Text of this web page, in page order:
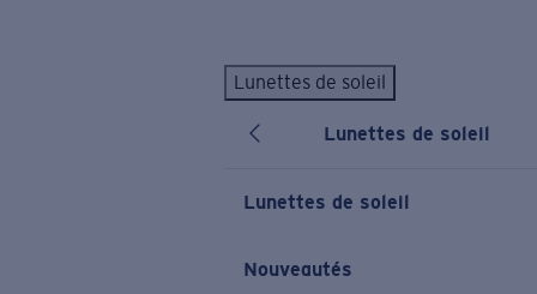
Lunettes de soleil
Lunettes de soleil
Lunettes de soleil
Nouveautés
LES PLUS RECHERCHÉS
Lunettes de soleil personnalisées Nouveau